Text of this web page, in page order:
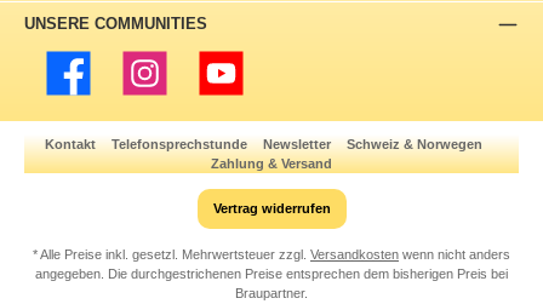
UNSERE COMMUNITIES
Facebook Instagram YouTube
Kontakt Telefonsprechstunde Newsletter
Schweiz & Norwegen
Zahlung & Versand
Vertrag widerrufen
* Alle Preise inkl. gesetzl. Mehrwertsteuer zzgl. Versandkosten wenn nicht anders
angegeben. Die durchgestrichenen Preise entsprechen dem bisherigen Preis bei
Braupartner.